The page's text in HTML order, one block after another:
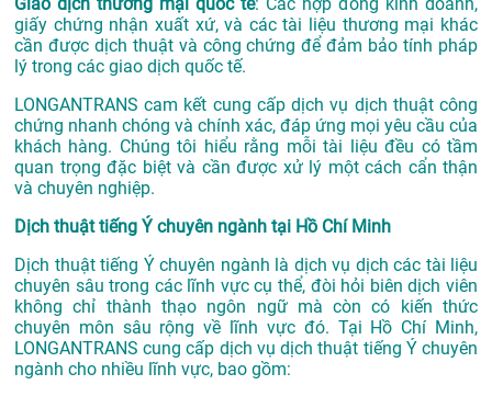
Giao dịch thương mại quốc tế: Các hợp đồng kinh doanh,
giấy chứng nhận xuất xứ, và các tài liệu thương mại khác
cần được dịch thuật và công chứng để đảm bảo tính pháp
lý trong các giao dịch quốc tế.
LONGANTRANS cam kết cung cấp dịch vụ dịch thuật công
chứng nhanh chóng và chính xác, đáp ứng mọi yêu cầu của
khách hàng. Chúng tôi hiểu rằng mỗi tài liệu đều có tầm
quan trọng đặc biệt và cần được xử lý một cách cẩn thận
và chuyên nghiệp.
Dịch thuật tiếng Ý chuyên ngành tại Hồ Chí Minh
Dịch thuật tiếng Ý chuyên ngành là dịch vụ dịch các tài liệu
chuyên sâu trong các lĩnh vực cụ thể, đòi hỏi biên dịch viên
không chỉ thành thạo ngôn ngữ mà còn có kiến thức
chuyên môn sâu rộng về lĩnh vực đó. Tại Hồ Chí Minh,
LONGANTRANS cung cấp dịch vụ dịch thuật tiếng Ý chuyên
ngành cho nhiều lĩnh vực, bao gồm: